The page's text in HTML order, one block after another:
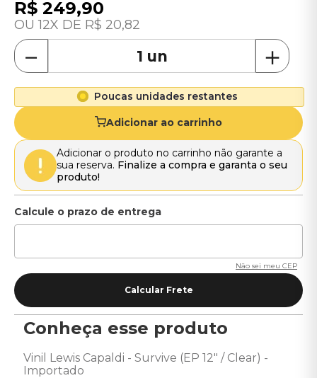
R$ 249,90
12 R$ 20,82
＋
－
Poucas unidades restantes
Adicionar ao carrinho
Adicionar o produto no carrinho não garante a
sua reserva. Finalize a compra e garanta o seu
produto!
Não sei meu CEP
Conheça esse produto
Vinil Lewis Capaldi - Survive (EP 12" / Clear) -
Importado